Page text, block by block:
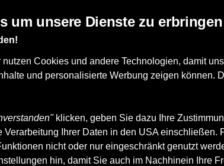
um unsere Dienste zu
Cookies und andere Technologien, damit
und personalisierte Werbung zeigen
klicken, geben Sie dazu Ihre
Verarbeitung Ihrer Daten in den USA
nicht oder nur eingeschränkt genutzt
hin, damit Sie auch im Nachhinein Ihre
Kinderschuhe